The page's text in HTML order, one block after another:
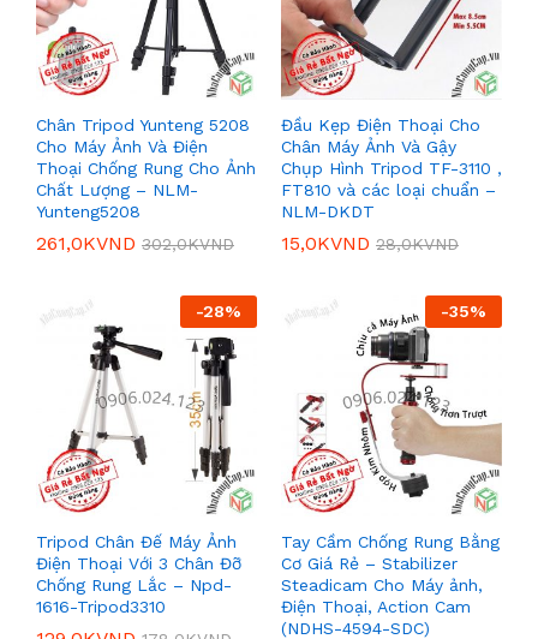
Chân Tripod Yunteng 5208
Cho Máy Ảnh Và Điện
Thoại Chống Rung Cho Ảnh
Chất Lượng – NLM-
Yunteng5208
261,0KVND 302,0KVND
Đầu Kẹp Điện Thoại Cho
Chân Máy Ảnh Và Gậy
Chụp Hình Tripod TF-3110 ,
FT810 và các loại chuẩn –
NLM-DKDT
15,0KVND 28,0KVND
-28%
Tripod Chân Đế Máy Ảnh
Điện Thoại Với 3 Chân Đỡ
Chống Rung Lắc – Npd-
1616-Tripod3310
-35%
Tay Cầm Chống Rung Bằng
Cơ Giá Rẻ – Stabilizer
Steadicam Cho Máy ảnh,
Điện Thoại, Action Cam
(NDHS-4594-SDC)